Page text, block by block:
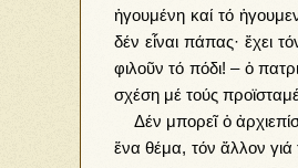
ἡγουμένη καί τό
δέν εἶναι πάπας· ἔχει
φιλοῦν τό πόδι! – ὁ
σχέση μέ τούς
Δέν μπορεῖ ὁ
ἕνα θέμα, τόν ἄλλον γιά